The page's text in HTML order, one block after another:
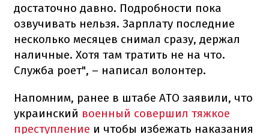
достаточно давно. Подробности пока
озвучивать нельзя. Зарплату последние
несколько месяцев снимал сразу, держал
наличные. Хотя там тратить не на что.
Служба роет", – написал волонтер.
Напомним, ранее в штабе АТО заявили, что
украинский военный совершил тяжкое
преступление и чтобы избежать наказания